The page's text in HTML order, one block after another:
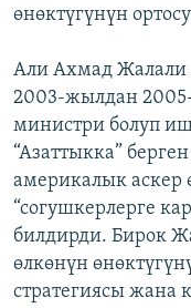
өнөктүгүнүн
Али Ахмад Жалали
2003-жылдан
министри болуп
“Азаттыкка”
америкалык аскер
“согушкерлерге
билдирди. Бирок
өлкөнүн
стратегиясы жана